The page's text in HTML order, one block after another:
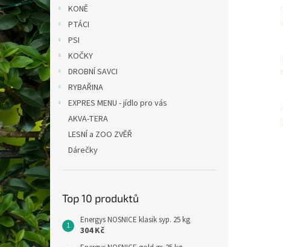
KONĚ
PTÁCI
PSI
KOČKY
DROBNÍ SAVCI
RYBAŘINA
EXPRES MENU - jídlo pro vás
AKVA-TERA
LESNÍ a ZOO ZVĚŘ
Dárečky
Top 10 produktů
Energys NOSNICE klasik syp. 25 kg
304 Kč